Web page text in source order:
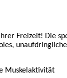
Freizeit! Die
Muskelaktivität